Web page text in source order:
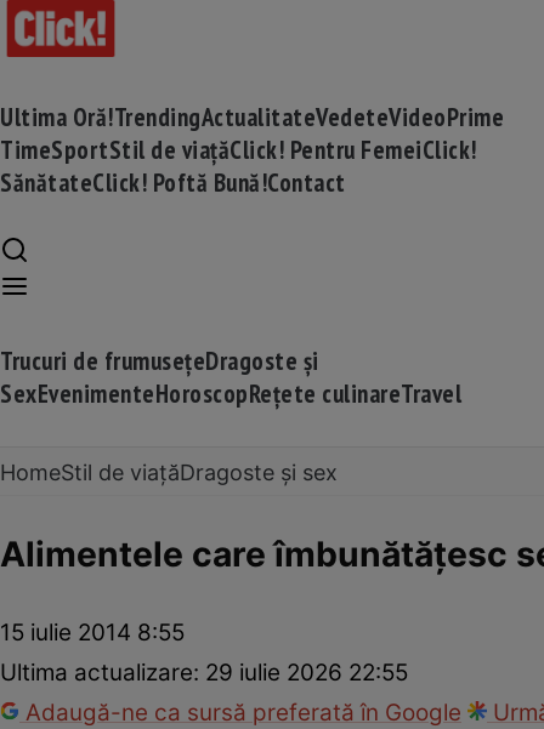
Ultima Oră!TrendingActualitateVedeteVideoPrime
TimeSportStil de viațăClick! Pentru FemeiClick!
SănătateClick! Poftă Bună!Contact
Trucuri de frumusețeDragoste și
SexEvenimenteHoroscopRețete culinareTravel
HomeStil de viațăDragoste și sex
Alimentele care îmbunătăţesc
15 iulie 2014 8:55
Ultima actualizare: 29 iulie 2026 22:55
Adaugă-ne ca sursă preferată în Google